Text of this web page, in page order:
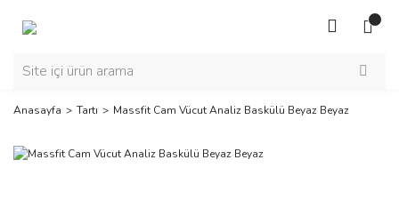
Anasayfa Tartı Massfit Cam Vücut Analiz Baskülü Beyaz Beyaz